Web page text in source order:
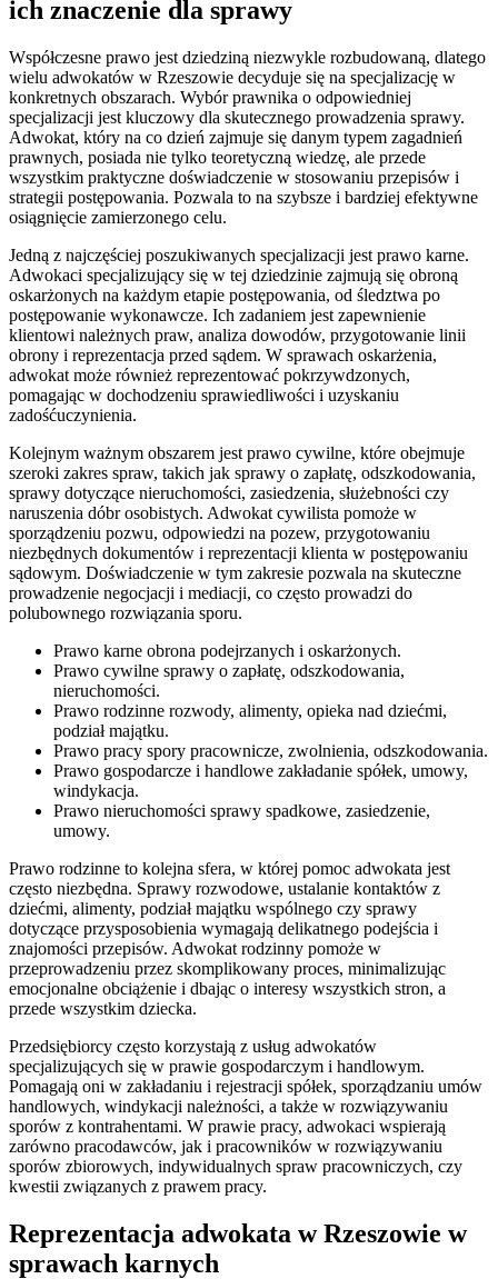
ich znaczenie dla sprawy
Współczesne prawo jest dziedziną niezwykle rozbudowaną, dlatego
wielu adwokatów w Rzeszowie decyduje się na specjalizację w
konkretnych obszarach. Wybór prawnika o odpowiedniej
specjalizacji jest kluczowy dla skutecznego prowadzenia sprawy.
Adwokat, który na co dzień zajmuje się danym typem zagadnień
prawnych, posiada nie tylko teoretyczną wiedzę, ale przede
wszystkim praktyczne doświadczenie w stosowaniu przepisów i
strategii postępowania. Pozwala to na szybsze i bardziej efektywne
osiągnięcie zamierzonego celu.
Jedną z najczęściej poszukiwanych specjalizacji jest prawo karne.
Adwokaci specjalizujący się w tej dziedzinie zajmują się obroną
oskarżonych na każdym etapie postępowania, od śledztwa po
postępowanie wykonawcze. Ich zadaniem jest zapewnienie
klientowi należnych praw, analiza dowodów, przygotowanie linii
obrony i reprezentacja przed sądem. W sprawach oskarżenia,
adwokat może również reprezentować pokrzywdzonych,
pomagając w dochodzeniu sprawiedliwości i uzyskaniu
zadośćuczynienia.
Kolejnym ważnym obszarem jest prawo cywilne, które obejmuje
szeroki zakres spraw, takich jak sprawy o zapłatę, odszkodowania,
sprawy dotyczące nieruchomości, zasiedzenia, służebności czy
naruszenia dóbr osobistych. Adwokat cywilista pomoże w
sporządzeniu pozwu, odpowiedzi na pozew, przygotowaniu
niezbędnych dokumentów i reprezentacji klienta w postępowaniu
sądowym. Doświadczenie w tym zakresie pozwala na skuteczne
prowadzenie negocjacji i mediacji, co często prowadzi do
polubownego rozwiązania sporu.
Prawo karne obrona podejrzanych i oskarżonych.
Prawo cywilne sprawy o zapłatę, odszkodowania,
nieruchomości.
Prawo rodzinne rozwody, alimenty, opieka nad dziećmi,
podział majątku.
Prawo pracy spory pracownicze, zwolnienia, odszkodowania.
Prawo gospodarcze i handlowe zakładanie spółek, umowy,
windykacja.
Prawo nieruchomości sprawy spadkowe, zasiedzenie,
umowy.
Prawo rodzinne to kolejna sfera, w której pomoc adwokata jest
często niezbędna. Sprawy rozwodowe, ustalanie kontaktów z
dziećmi, alimenty, podział majątku wspólnego czy sprawy
dotyczące przysposobienia wymagają delikatnego podejścia i
znajomości przepisów. Adwokat rodzinny pomoże w
przeprowadzeniu przez skomplikowany proces, minimalizując
emocjonalne obciążenie i dbając o interesy wszystkich stron, a
przede wszystkim dziecka.
Przedsiębiorcy często korzystają z usług adwokatów
specjalizujących się w prawie gospodarczym i handlowym.
Pomagają oni w zakładaniu i rejestracji spółek, sporządzaniu umów
handlowych, windykacji należności, a także w rozwiązywaniu
sporów z kontrahentami. W prawie pracy, adwokaci wspierają
zarówno pracodawców, jak i pracowników w rozwiązywaniu
sporów zbiorowych, indywidualnych spraw pracowniczych, czy
kwestii związanych z prawem pracy.
Reprezentacja adwokata w Rzeszowie w
sprawach karnych